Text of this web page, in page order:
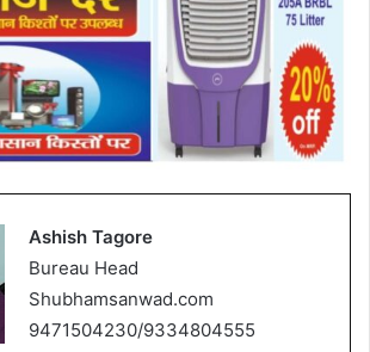
Ashish Tagore
Bureau Head
Shubhamsanwad.com
9471504230/9334804555